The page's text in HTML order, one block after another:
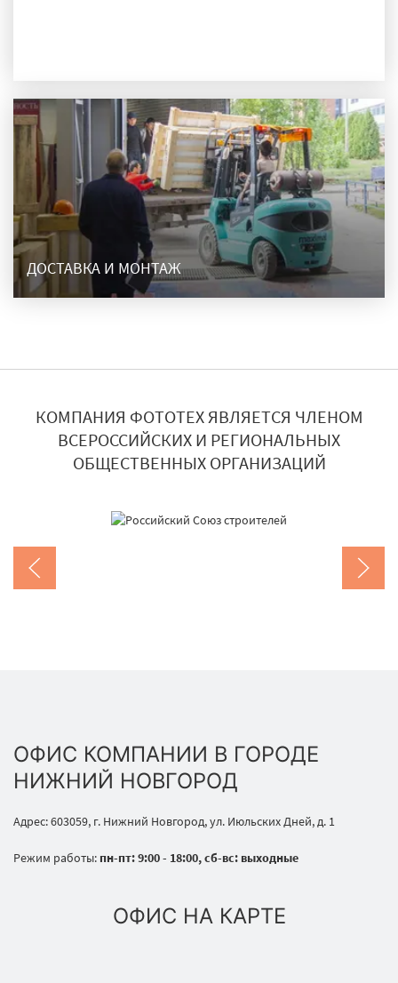
ДОСТАВКА И МОНТАЖ
КОМПАНИЯ ФОТОТЕХ ЯВЛЯЕТСЯ ЧЛЕНОМ
ВСЕРОССИЙСКИХ И РЕГИОНАЛЬНЫХ
ОБЩЕСТВЕННЫХ ОРГАНИЗАЦИЙ
ОФИС КОМПАНИИ В ГОРОДЕ
НИЖНИЙ НОВГОРОД
Адрес: 603059, г. Нижний Новгород, ул. Июльских Дней, д. 1
Режим работы: пн-пт: 9:00 - 18:00, сб-вс: выходные
ОФИС НА КАРТЕ